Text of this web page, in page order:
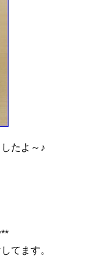
たよ～♪
てます。